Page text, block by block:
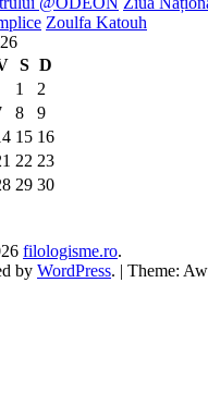
Zoulfa Katouh
S D
1
2
8
9
15 16
22 23
29 30
filologisme.ro.
by WordPress. | Theme: